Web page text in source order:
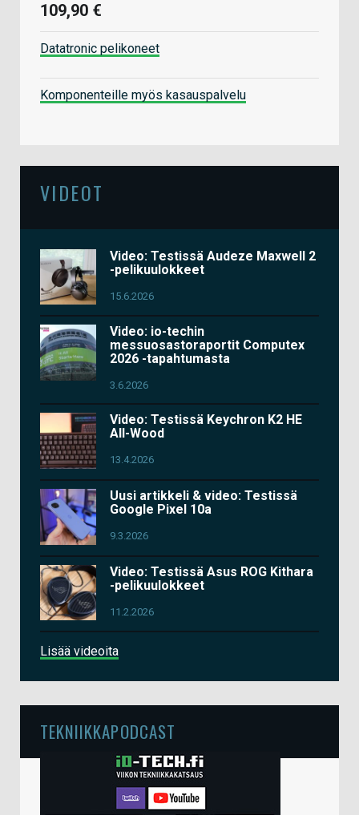
109,90 €
Datatronic pelikoneet
Komponenteille myös kasauspalvelu
VIDEOT
Video: Testissä Audeze Maxwell 2
-pelikuulokkeet
15.6.2026
Video: io-techin
messuosastoraportit Computex
2026 -tapahtumasta
3.6.2026
Video: Testissä Keychron K2 HE
All-Wood
13.4.2026
Uusi artikkeli & video: Testissä
Google Pixel 10a
9.3.2026
Video: Testissä Asus ROG Kithara
-pelikuulokkeet
11.2.2026
Lisää videoita
TEKNIIKKAPODCAST